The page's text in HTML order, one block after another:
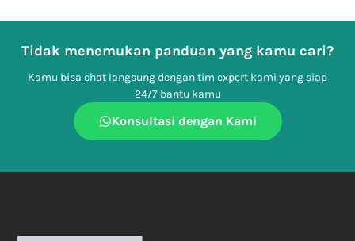
Tidak menemukan panduan yang kamu cari?
Kamu bisa chat langsung dengan tim expert kami yang siap
24/7 bantu kamu
Konsultasi dengan Kami